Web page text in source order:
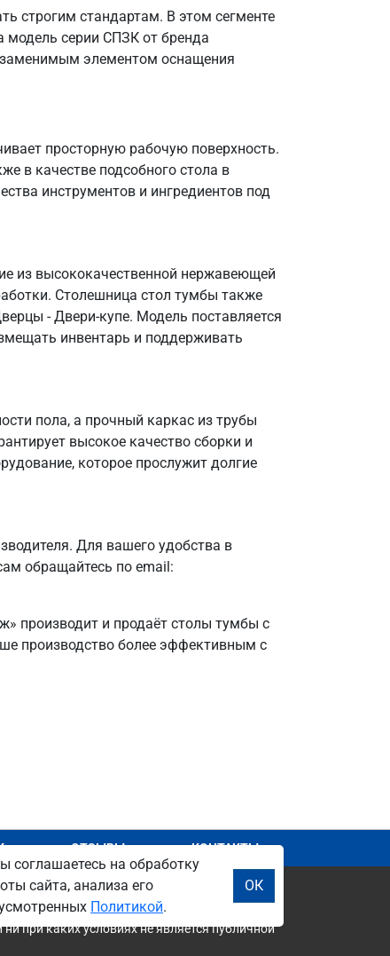
строгим стандартам. В этом сегменте
серии СПЗК от бренда
элементом оснащения
просторную рабочую поверхность.
в качестве подсобного стола в
инструментов и ингредиентов под
из высококачественной нержавеющей
Столешница стол тумбы также
- Двери-купе. Модель поставляется
инвентарь и поддерживать
пола, а прочный каркас из трубы
высокое качество сборки и
которое прослужит долгие
Для вашего удобства в
обращайтесь по email:
производит и продаёт столы тумбы с
производство более эффективным с
ОТЗЫВЫ КОНТАКТЫ
при каких условиях не является публичной
соглашаетесь на обработку
сайта, анализа его
Политикой.
ОК